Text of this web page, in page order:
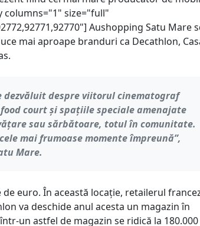
size="full"
Aushopping Satu Mare
mai aproape branduri ca Decathlon,
dezvăluit despre viitorul cinematograf
court și spațiile speciale amenajate
sau sărbătoare, totul în comunitate.
mai frumoase momente împreună”,
Mare.
euro. În această locație, retailerul
va deschide anul acesta un magazin în
un astfel de magazin se ridică la 180.000